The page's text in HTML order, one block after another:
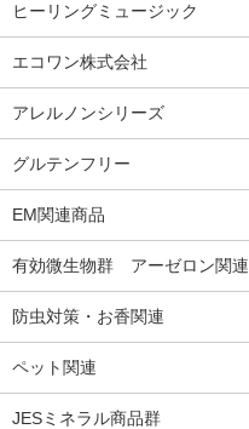
ヒーリングミュージック
エコワン株式会社
アレルノンシリーズ
グルテンフリー
EM関連商品
有効微生物群 アーゼロン関連
防虫対策・お香関連
ペット関連
JESミネラル商品群